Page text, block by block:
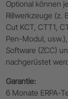
Optional können
Rillwerkzeuge (z.
Cut KCT, CTT1,
Pen-Modul,
Software (ZCC)
nachgerüstet
Garantie:
6 Monate ERPA-